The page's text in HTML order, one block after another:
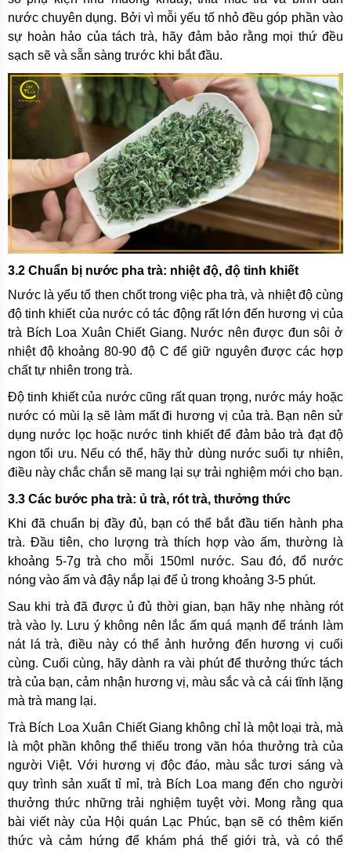
nước chuyên dụng. Bởi vì mỗi yếu tố nhỏ đều góp phần vào
sự hoàn hảo của tách trà, hãy đảm bảo rằng mọi thứ đều
sạch sẽ và sẵn sàng trước khi bắt đầu.
3.2 Chuẩn bị nước pha trà: nhiệt độ, độ tinh khiết
Nước là yếu tố then chốt trong việc pha trà, và nhiệt độ cùng
độ tinh khiết của nước có tác động rất lớn đến hương vị của
trà Bích Loa Xuân Chiết Giang. Nước nên được đun sôi ở
nhiệt độ khoảng 80-90 độ C để giữ nguyên được các hợp
chất tự nhiên trong trà.
Độ tinh khiết của nước cũng rất quan trọng, nước máy hoặc
nước có mùi lạ sẽ làm mất đi hương vị của trà. Bạn nên sử
dụng nước lọc hoặc nước tinh khiết để đảm bảo trà đạt độ
ngon tối ưu. Nếu có thể, hãy thử dùng nước suối tự nhiên,
điều này chắc chắn sẽ mang lại sự trải nghiệm mới cho bạn.
3.3 Các bước pha trà: ủ trà, rót trà, thưởng thức
Khi đã chuẩn bị đầy đủ, bạn có thể bắt đầu tiến hành pha
trà. Đầu tiên, cho lượng trà thích hợp vào ấm, thường là
khoảng 5-7g trà cho mỗi 150ml nước. Sau đó, đổ nước
nóng vào ấm và đậy nắp lại để ủ trong khoảng 3-5 phút.
Sau khi trà đã được ủ đủ thời gian, bạn hãy nhẹ nhàng rót
trà vào ly. Lưu ý không nên lắc ấm quá mạnh để tránh làm
nát lá trà, điều này có thể ảnh hưởng đến hương vị cuối
cùng. Cuối cùng, hãy dành ra vài phút để thưởng thức tách
trà của bạn, cảm nhận hương vị, màu sắc và cả cái tĩnh lặng
mà trà mang lại.
Trà Bích Loa Xuân Chiết Giang không chỉ là một loại trà, mà
là một phần không thể thiếu trong văn hóa thưởng trà của
người Việt. Với hương vị độc đáo, màu sắc tươi sáng và
quy trình sản xuất tỉ mỉ, trà Bích Loa mang đến cho người
thưởng thức những trải nghiệm tuyệt vời. Mong rằng qua
bài viết này của Hội quán Lạc Phúc, bạn sẽ có thêm kiến
thức và cảm hứng để khám phá thế giới trà, và có thể